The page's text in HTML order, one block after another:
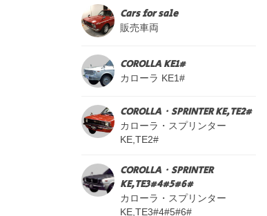
Cars for sale
販売車両
COROLLA KE1#
カローラ KE1#
COROLLA・SPRINTER KE,TE2#
カローラ・スプリンター
KE,TE2#
COROLLA・SPRINTER
KE,TE3#4#5#6#
カローラ・スプリンター
KE,TE3#4#5#6#